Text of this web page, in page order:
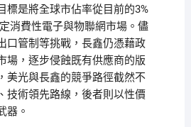
標是將全球市佔率從目前的3%
消費性電子與物聯網市場。儘
口管制等挑戰，長鑫仍憑藉政
場，逐步侵蝕既有供應商的版
美光與長鑫的競爭路徑截然不
技術領先路線，後者則以性價
器。